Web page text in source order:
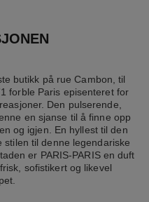
butikk på rue Cambon, til
forble Paris episenteret for
Den pulserende,
en sjanse til å finne opp
og igjen. En hyllest til den
stilen til denne legendariske
er PARIS-PARIS en duft
sofistikert og likevel